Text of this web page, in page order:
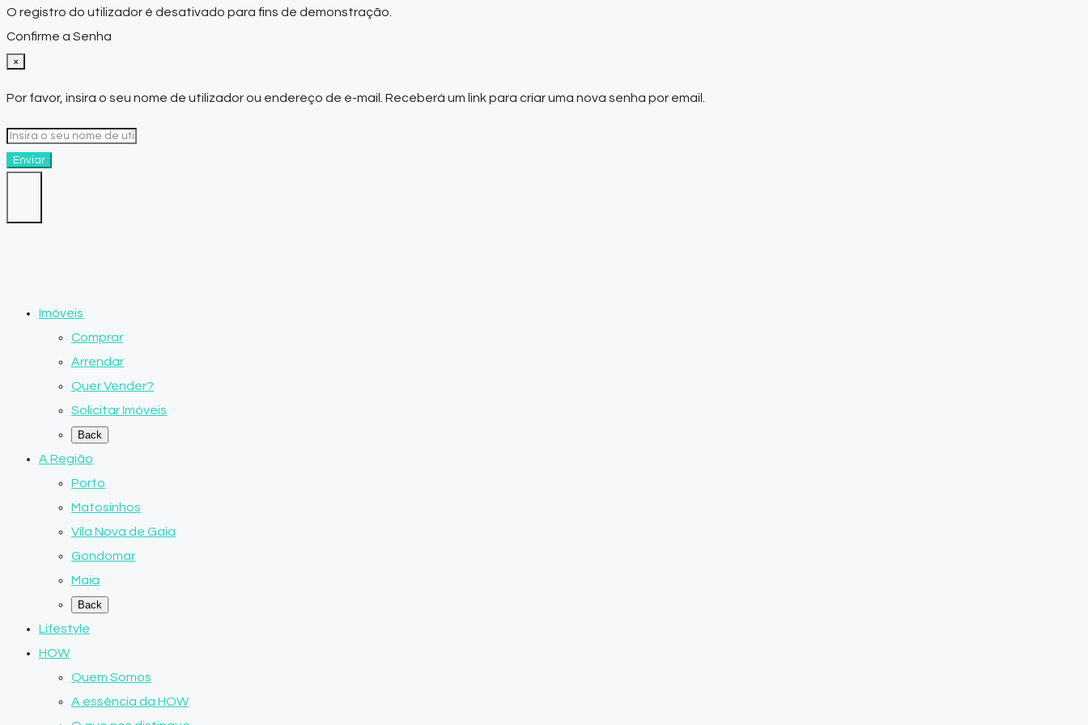
O registro do utilizador é desativado para fins de demonstração.
Confirme a Senha
×
Por favor, insira o seu nome de utilizador ou endereço de e-mail. Receberá um link para criar uma nova senha por email.
Enviar
Imóveis
Comprar
Arrendar
Quer Vender?
Solicitar Imóveis
Back
A Região
Porto
Matosinhos
Vila Nova de Gaia
Gondomar
Maia
Back
Lifestyle
HOW
Quem Somos
A essência da HOW